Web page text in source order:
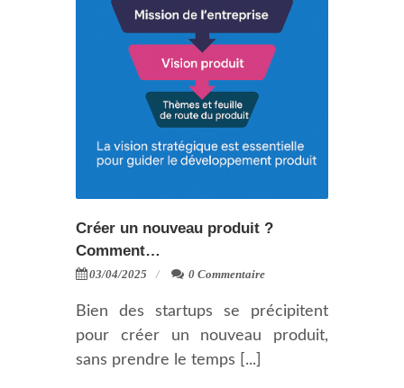
Créer un nouveau produit ?
Comment…
03/04/2025 0 Commentaire
Bien des startups se précipitent
pour créer un nouveau produit,
sans prendre le temps [...]